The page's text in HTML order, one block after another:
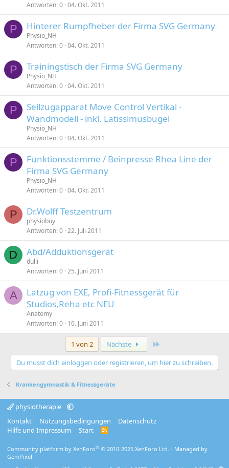
Antworten 0 04. Okt. 2011
P Hinterer Rumpfheber der Firma SVG Germany
Physio_NH
Antworten 0 04. Okt. 2011
P Trainingstisch der Firma SVG Germany
Physio_NH
Antworten 0 04. Okt. 2011
P
Seilzugapparat Move Control Vertikal -
Wandmodell - inkl. Latissimusbügel
Physio_NH
Antworten 0 04. Okt. 2011
P
Funktionsstemme / Beinpresse Rhea Line der
Firma SVG Germany
Physio_NH
Antworten 0 04. Okt. 2011
P Dr.Wolff Testzentrum
physiobuy
Antworten 0 22. Juli 2011
D Abd/Adduktionsgerät
dulli
Antworten 0 25. Juni 2011
A
Latzug von EXE, Profi-Fitnessgerät für
Studios,Reha etc NEU
Anatomy
Antworten 0 10. Juni 2011
1 von 2 Nächste
Du musst dich einloggen oder registrieren, um hier zu schreiben.
Krankengymnastik & Fitnessgeräte
physiotherapie
Kontakt
Nutzungsbedingungen
Datenschutz
Hilfe und Impressum
Start
R
Community platform by XenForo® © 2010-2025 XenForo Ltd. - Managed by
GemPixel